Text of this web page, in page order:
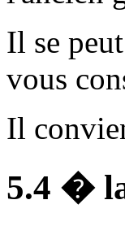
Il se
vous
Il
5.4 �